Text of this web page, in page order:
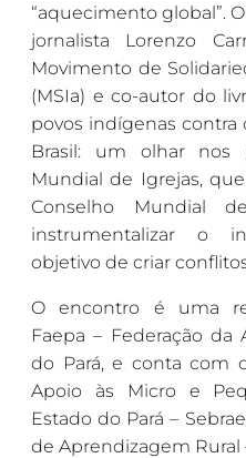
“aquecimento global”.
jornalista Lorenzo
Movimento de
(MSIa) e co-autor do
povos indígenas
Brasil: um olhar nos
Mundial de Igrejas,
Conselho Mundial
instrumentalizar o
objetivo de criar
O encontro é uma
Faepa – Federação da
do Pará, e conta com
Apoio às Micro e
Estado do Pará –
de Aprendizagem Rural